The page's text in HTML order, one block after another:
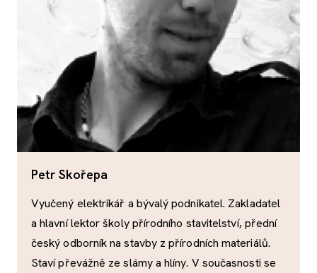
Petr Skořepa
Vyučený elektrikář a bývalý podnikatel. Zakladatel
a hlavní lektor školy přírodního stavitelství, přední
český odborník na stavby z přírodních materiálů.
Staví převážně ze slámy a hlíny. V současnosti se